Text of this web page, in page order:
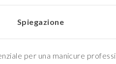
Spiegazione
per una manicure